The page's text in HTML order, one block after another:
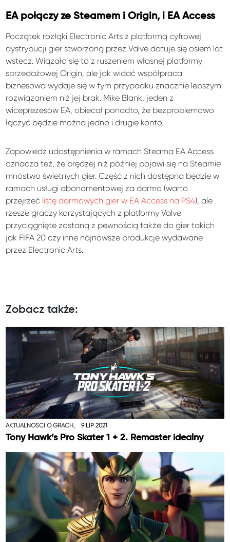
EA połączy ze Steamem i Origin, i EA Access
Początek rozłąki Electronic Arts z platformą cyfrowej
dystrybucji gier stworzoną przez Valve datuje się osiem lat
wstecz. Wiązało się to z ruszeniem własnej platformy
sprzedażowej Origin, ale jak widać współpraca
biznesowa wydaje się w tym przypadku znacznie lepszym
rozwiązaniem niż jej brak. Mike Blank, jeden z
wiceprezesów EA, obiecał ponadto, że bezproblemowo
łączyć będzie można jedno i drugie konto.
Zapowiedź udostępnienia w ramach Steama EA Access
oznacza też, że prędzej niż później pojawi się na Steamie
mnóstwo świetnych gier. Część z nich dostępna będzie w
ramach usługi abonamentowej za darmo (warto
przejrzeć listę darmowych gier w EA Access na PS4), ale
rzesze graczy korzystających z platformy Valve
przyciągnięte zostaną z pewnością także do gier takich
jak FIFA 20 czy inne najnowsze produkcje wydawane
przez Electronic Arts.
Zobacz także:
AKTUALNOŚCI O GRACH, 9 LIP 2021
Tony Hawk’s Pro Skater 1 + 2. Remaster idealny